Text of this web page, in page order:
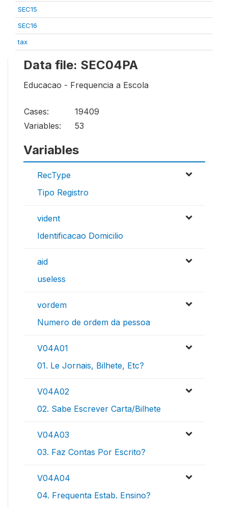
SEC15
SEC16
tax
Data file: SEC04PA
Educacao - Frequencia a Escola
Cases:
19409
Variables:
53
Variables
RecType
Tipo Registro
vident
Identificacao Domicilio
aid
useless
vordem
Numero de ordem da pessoa
V04A01
01. Le Jornais, Bilhete, Etc?
V04A02
02. Sabe Escrever Carta/Bilhete
V04A03
03. Faz Contas Por Escrito?
V04A04
04. Frequenta Estab. Ensino?